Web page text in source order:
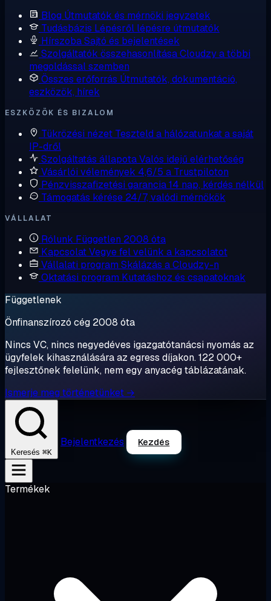
Blog Útmutatók és mérnöki jegyzetek
Tudásbázis Lépésről lépésre útmutatók
HírszobaSajtó és bejelentések
Szolgáltatók összehasonlításaCloudzy a többi
megoldással szemben
Összes erőforrás Útmutatók, dokumentáció,
eszközök, hírek
ESZKÖZÖK ÉS BIZALOM
Tükrözési nézet Teszteld a hálózatunkat a saját
IP-dről
Szolgáltatás állapotaValós idejű elérhetőség
Vásárlói vélemények 4,6/5 a Trustpiloton
Pénzvisszafizetési garancia14 nap, kérdés nélkül
Támogatás kérése 24/7, valódi mérnökök
VÁLLALAT
Rólunk Független 2008 óta
KapcsolatVegye fel velünk a kapcsolatot
Vállalati program Skálázás a Cloudzy-n
Oktatási program Kutatáshoz és csapatoknak
Függetlenek
Önfinanszírozó cég 2008 óta
Nincs VC, nincs negyedéves igazgatótanácsi nyomás az
ügyfelek kihasználására az egress díjakon. 122 000+
fejlesztőnek felelünk, nem egy anyacég táblázatának.
Ismerje meg történetünket →
Keresés ⌘K
Bejelentkezés Kezdés
Termékek